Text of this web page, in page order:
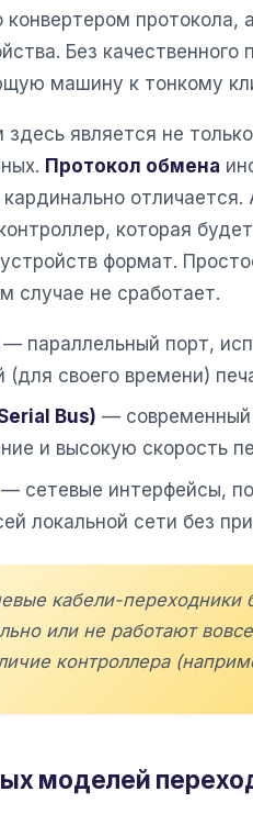
конвертером
Без
машину к тонкому
является не
Протокол обмена
которая
формат.
случае не сработает.
— параллельный порт,
(для своего времени)
Bus) —
и высокую скорость
— сетевые интерфейсы,
локальной сети без
кабели-переходники
или не работают
контроллера
моделей